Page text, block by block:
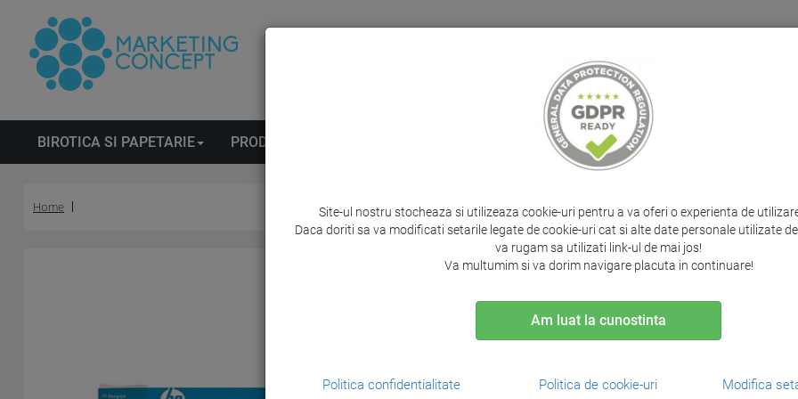
BIROTICA SI PAPETARIE PRODUSE DE CURATENIE PRODUSE PROTOCOL IT&C
Home PRODUSUL ANTERIOR PRODUSUL
Cartus Light Grey
Original Hp Designjet
Site-ul nostru stocheaza si utilizeaza cookie-uri pentru a va oferi o experienta de
Daca doriti sa va modificati setarile legate de cookie-uri cat si alte date personale utilizate
va rugam sa utilizati link-ul de mai jos!
Va multumim si va dorim navigare placuta in continuare!
Am luat la cunostinta
Politica confidentialitate Politica de cookie-uri Modifica